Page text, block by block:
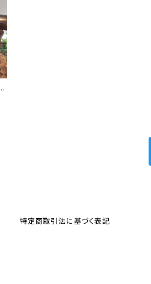
特定商取引法に基づく表記